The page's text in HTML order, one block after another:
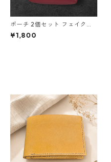
ポーチ 2個セット フェイクレ
ザー レッド 大小セット o45
小物入れ ハンドメイド 化粧ポ
¥1,800